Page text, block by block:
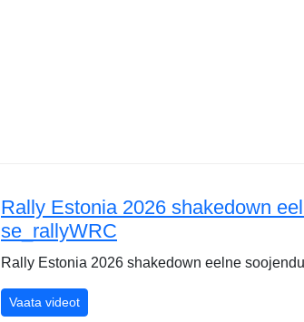
Rally Estonia 2026 shakedown
se_rallyWRC
Rally Estonia 2026 shakedown eelne
Vaata videotRally Estonia 2026 shakedown eelne